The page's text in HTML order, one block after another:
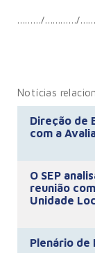
………/…………/
Notícias
Direção de
com a
O SEP
reunião
Unidade
Plenário de